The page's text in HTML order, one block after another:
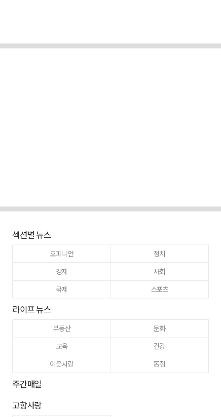
섹션별 뉴스
오피니언
정치
경제
사회
국제
스포츠
라이프 뉴스
부동산
문화
교육
건강
이웃사랑
동정
주간매일
고향사랑